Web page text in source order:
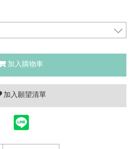
加入購物車
加入願望清單